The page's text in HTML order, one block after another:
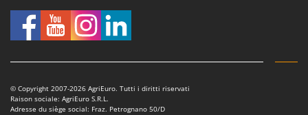
Master
Mastercook
MCH
Michelin
© Copyright 2007-2026 AgriEuro. Tutti i diritti riservati
Raison sociale: AgriEuro S.R.L.
Adresse du siège social: Fraz. Petrognano 50/D